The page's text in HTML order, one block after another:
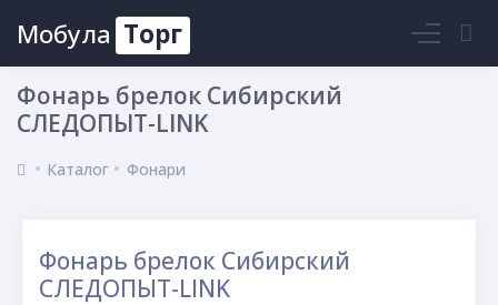
Мобула Торг Войти
Фонарь брелок Сибирский
СЛЕДОПЫТ-LINK
Каталог Фонари
Фонарь брелок Сибирский
СЛЕДОПЫТ-LINK